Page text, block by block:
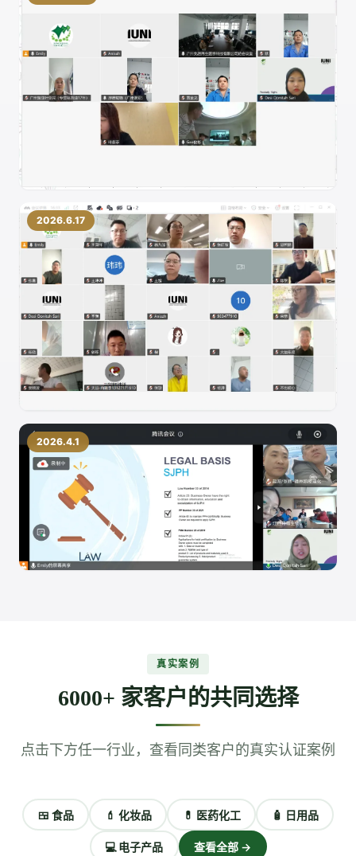
2026.6.17
2026.4.1
真实案例
6000+ 家客户的共同选择
点击下方任一行业，查看同类客户的真实认证案例
🍱 食品 💄 化妆品 💊 医药化工 🧴 日用品
💻 电子产品 查看全部 →